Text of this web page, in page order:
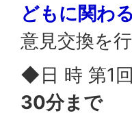
どもに関わ
意見交換を
◆日 時 第1回
30分まで